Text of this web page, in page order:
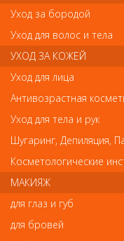
6 120
В закладки Как
Щипцы-выпрямители
применением нано-
титана+гелевое
соприкасается с
Технические
Мощность 60 Вт
Покрытие
Уход за бородой
Уход для волос и тела
УХОД ЗА КОЖЕЙ
Уход для лица
Антивозрастная
Уход для тела и рук
Шугаринг, Депиляция,
Косметологические
МАКИЯЖ
для глаз и губ
для бровей